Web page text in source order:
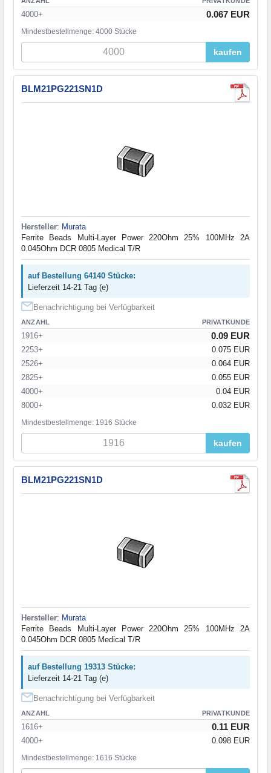
4000+ 0.067 EUR
Mindestbestellmenge: 4000 Stücke
kaufen
BLM21PG221SN1D
Hersteller: Murata
Ferrite Beads Multi-Layer Power 220Ohm 25% 100MHz 2A
0.045Ohm DCR 0805 Medical T/R
auf Bestellung 64140 Stücke:
Lieferzeit 14-21 Tag (e)
Benachrichtigung bei Verfügbarkeit
ANZAHL PRIVATKUNDE
1916+ 0.09 EUR
2253+
0.075 EUR
2526+
0.064 EUR
2825+
0.055 EUR
4000+
0.04 EUR
8000+
0.032 EUR
Mindestbestellmenge: 1916 Stücke
kaufen
BLM21PG221SN1D
Hersteller: Murata
Ferrite Beads Multi-Layer Power 220Ohm 25% 100MHz 2A
0.045Ohm DCR 0805 Medical T/R
auf Bestellung 19313 Stücke:
Lieferzeit 14-21 Tag (e)
Benachrichtigung bei Verfügbarkeit
ANZAHL PRIVATKUNDE
1616+ 0.11 EUR
4000+ 0.098 EUR
Mindestbestellmenge: 1616 Stücke